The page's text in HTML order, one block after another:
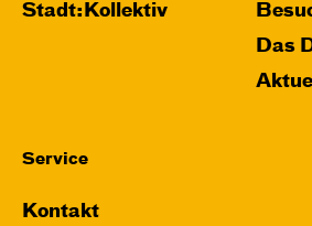
Stadt:Kollektiv
Das
Service
Kontakt